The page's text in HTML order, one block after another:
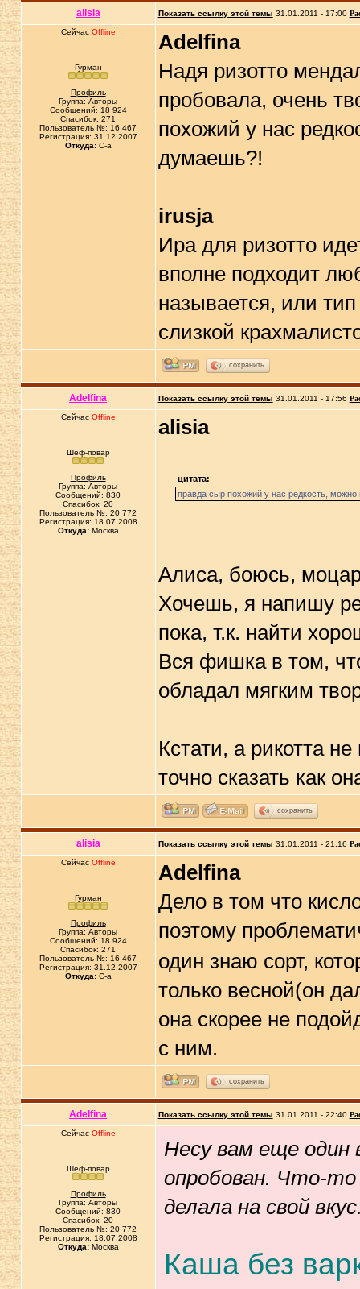
alisia Показать ссылку этой темы 31.01.2011 - 17:00
Сейчас Offline
Гурман
Профиль
Группа: Авторы
Сообщений: 18 924
Спасибок: 271
Пользователь №: 16 467
Регистрация: 31.12.2007
Откуда:C-a
Adelfina
Надя ризотто
пробовала, очень
похожий у нас
думаешь?!
irusja
Ира для ризотто
вполне подходит
называется, или
слизкой
сохранить
Adelfina Показать ссылку этой темы 31.01.2011 - 17:56
Сейчас Offline
Шеф-повар
Профиль
Группа: Авторы
Сообщений: 830
Спасибок: 20
Пользователь №: 20 772
Регистрация: 18.07.2008
Откуда:Москва
alisia
цитата:
правда сыр похожий у нас редкость,
Алиса, боюсь,
Хочешь, я напишу
пока, т.к. найти
Вся фишка в том,
обладал мягким
Кстати, а рикотта
точно сказать как
сохранить
alisia Показать ссылку этой темы 31.01.2011 - 21:16
Сейчас Offline
Гурман
Профиль
Группа: Авторы
Сообщений: 18 924
Спасибок: 271
Пользователь №: 16 467
Регистрация: 31.12.2007
Откуда:C-a
Adelfina
Дело в том что
поэтому
один знаю сорт,
только весной(он
она скорее не
с ним.
сохранить
Adelfina Показать ссылку этой темы 31.01.2011 - 22:40
Сейчас Offline
Шеф-повар
Профиль
Группа: Авторы
Сообщений: 830
Спасибок: 20
Пользователь №: 20 772
Регистрация: 18.07.2008
Откуда:Москва
Несу вам еще один
опробован. Что-то
делала на свой
Каша без